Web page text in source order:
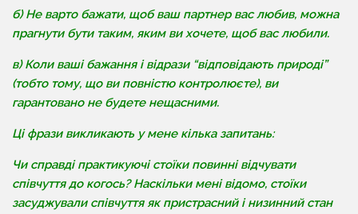
б) Не варто бажати, щоб ваш партнер вас любив, можна
прагнути бути таким, яким ви хочете, щоб вас любили.
в) Коли ваші бажання і відрази “відповідають природі”
(тобто тому, що ви повністю контролюєте), ви
гарантовано не будете нещасними.
Ці фрази викликають у мене кілька запитань:
Чи справді практикуючі стоїки повинні відчувати
співчуття до когось? Наскільки мені відомо, стоїки
засуджували співчуття як пристрасний і низинний стан